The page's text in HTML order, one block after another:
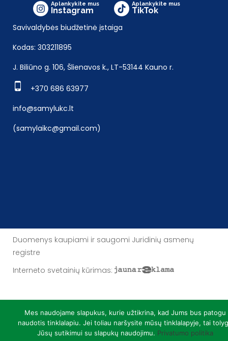
Aplankykite mus
Instagram
Aplankykite mus
TikTok
Savivaldybės biudžetinė įstaiga
Kodas: 303211895
J. Biliūno g. 106, Šlienavos k., LT-53144 Kauno r.
+370 686 63977
info@samylukc.lt
(samylaikc@gmail.com)
Duomenys kaupiami ir saugomi Juridinių asmenų
registre
Interneto svetainių kūrimas:
Mes naudojame slapukus, kurie užtikrina, kad Jums bus patogu
naudotis tinklalapiu. Jei toliau naršysite mūsų tinklalapyje, tai
Jūsų sutikimui su slapukų naudojimu. Privatumo politika